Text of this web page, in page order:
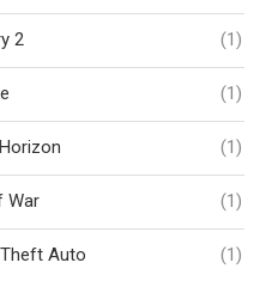
2 (1)
(1)
(1)
War (1)
Auto (1)